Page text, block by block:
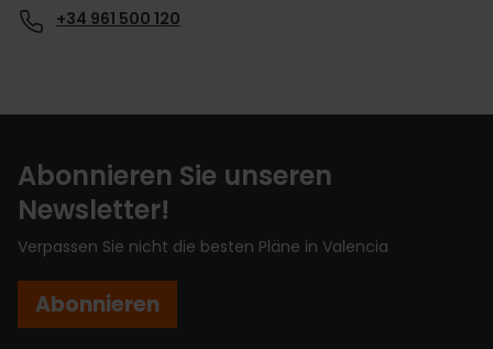
+34 961 500 120
Abonnieren Sie unseren
Newsletter!
Verpassen Sie nicht die besten Pläne in Valencia
Abonnieren